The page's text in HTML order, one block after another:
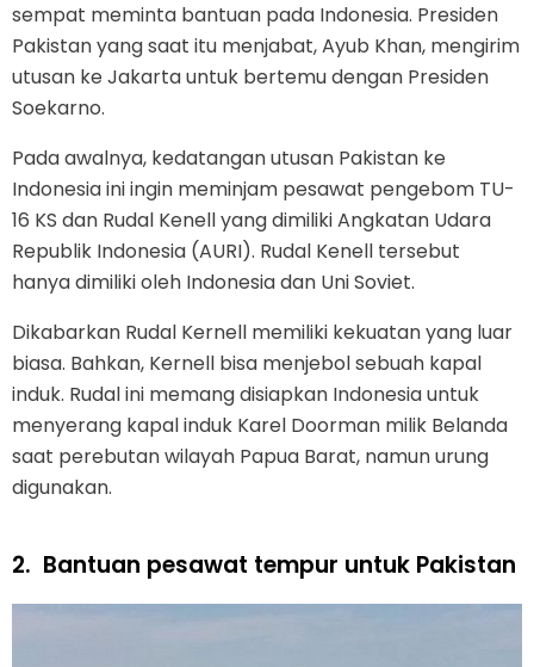
sempat meminta bantuan pada Indonesia. Presiden
Pakistan yang saat itu menjabat, Ayub Khan, mengirim
utusan ke Jakarta untuk bertemu dengan Presiden
Soekarno.
Pada awalnya, kedatangan utusan Pakistan ke
Indonesia ini ingin meminjam pesawat pengebom TU-
16 KS dan Rudal Kenell yang dimiliki Angkatan Udara
Republik Indonesia (AURI). Rudal Kenell tersebut
hanya dimiliki oleh Indonesia dan Uni Soviet.
Dikabarkan Rudal Kernell memiliki kekuatan yang luar
biasa. Bahkan, Kernell bisa menjebol sebuah kapal
induk. Rudal ini memang disiapkan Indonesia untuk
menyerang kapal induk Karel Doorman milik Belanda
saat perebutan wilayah Papua Barat, namun urung
digunakan.
2. Bantuan pesawat tempur untuk Pakistan